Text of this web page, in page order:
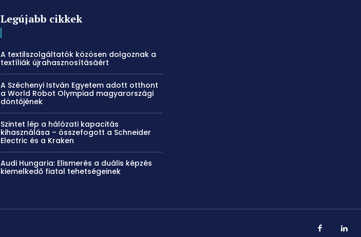
Legújabb cikkek
A textilszolgáltatók közösen dolgoznak a
textíliák újrahasznosításáért
A Széchenyi István Egyetem adott otthont
a World Robot Olympiad magyarországi
döntőjének
Szintet lép a hálózati kapacitás
kihasználása – összefogott a Schneider
Electric és a Kraken
Audi Hungaria: Elismerés a duális képzés
kiemelkedő fiatal tehetségeinek